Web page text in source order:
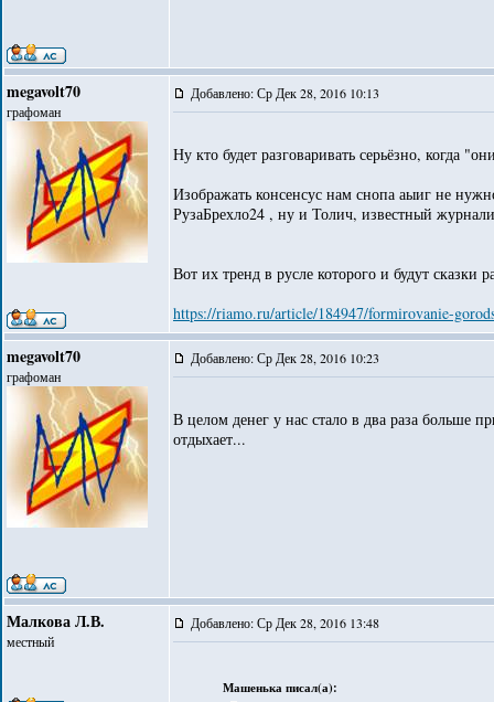
megavolt70
графоман
Добавлено: Ср Дек 28, 2016 10:13
Ну кто будет разговаривать серьёзно, когда
Изображать консенсус нам снопа аыиг не
РузаБрехло24 , ну и Толич, известный
Вот их тренд в русле которого и будут сказки
https://riamo.ru/article/184947/formirovanie-
megavolt70
графоман
Добавлено: Ср Дек 28, 2016 10:23
В целом денег у нас стало в два раза больше
отдыхает...
Малкова Л.В.
местный
Добавлено: Ср Дек 28, 2016 13:48
Машенька писал(а):